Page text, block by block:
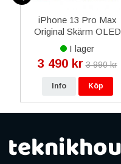
iPhone 13 Pro Max
Original Skärm OLED
Display Glas – Svart
I lager
3 490 kr 3 990 kr
Info Köp